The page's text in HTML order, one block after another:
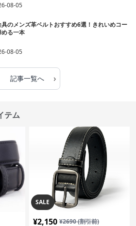
08-05
のメンズ革ベルトおすすめ6選！きれいめコー
る一本
08-05
記事一覧へ ›
テム
SALE
¥2,150 ¥2690(割引前)